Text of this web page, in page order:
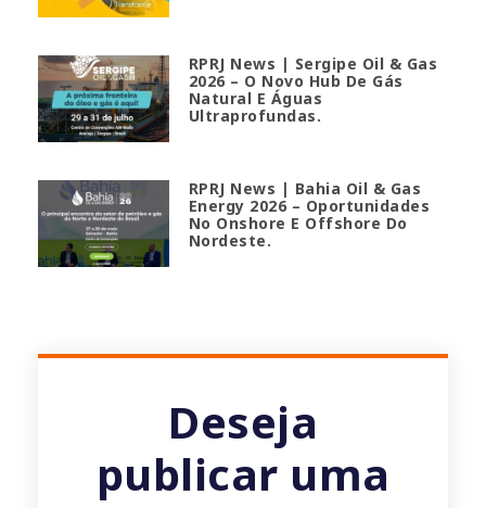
RPRJ News | Sergipe Oil & Gas
2026 – O Novo Hub De Gás
Natural E Águas
Ultraprofundas.
RPRJ News | Bahia Oil & Gas
Energy 2026 – Oportunidades
No Onshore E Offshore Do
Nordeste.
Deseja
publicar uma